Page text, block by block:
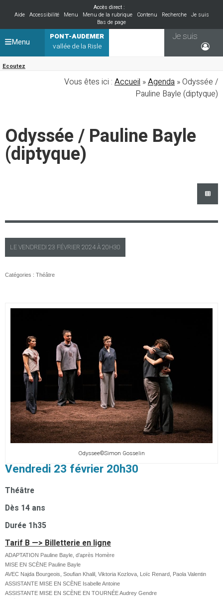
Accès direct :
Aide
Accessibilité Menu Menu de la rubrique Contenu Recherche
Je suis
Bas de page
PONT-AUDEMER
vallée de la Risle
Ecoutez
Je suis
Menu
Vous êtes ici : Accueil »Agenda » Odyssée /
Pauline Bayle (diptyque)
Odyssée / Pauline Bayle
(diptyque)
LEVENDREDI 23 FÉVRIER 2024 À20H30
Catégories : Théâtre
Odyssee©Simon Gosselin
Vendredi 23 février 20h30
Théâtre
Dès 14 ans
Durée 1h35
TarifB—> Billetterie en ligne
ADAPTATION Pauline Bayle, d’après Homère
MISE EN SCÈNE Pauline Bayle
AVEC Najda Bourgeois, Soufian Khalil, Viktoria Kozlova, Loïc Renard, Paola Valentin
ASSISTANTE MISE EN SCÈNE Isabelle Antoine
ASSISTANTE MISE EN SCÈNE EN TOURNÉE Audrey Gendre